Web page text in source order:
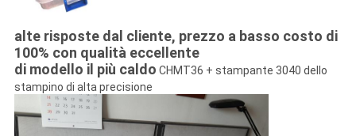
alte risposte dal cliente, prezzo a basso costo di
100% con qualità eccellente
di modello il più caldo CHMT36 + stampante 3040 dello
stampino di alta precisione